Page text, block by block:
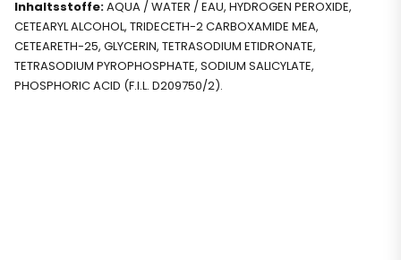
Inhaltsstoffe:AQUA / WATER / EAU, HYDROGEN PEROXIDE,
CETEARYL ALCOHOL, TRIDECETH-2 CARBOXAMIDE MEA,
CETEARETH-25, GLYCERIN, TETRASODIUM ETIDRONATE,
TETRASODIUM PYROPHOSPHATE, SODIUM SALICYLATE,
PHOSPHORIC ACID (F.I.L. D209750/2).